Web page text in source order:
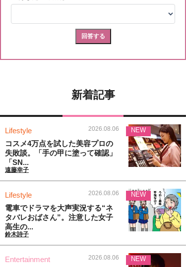
新着記事
Lifestyle 2026.08.06
コスメ4万点を試した美容プロの
失敗談。「手の甲に塗って確認」
「SN...
遠藤幸子
NEW
Lifestyle 2026.08.06
電車でドラマを大声実況する“ネ
タバレおばさん”。注意した女子
高生の...
鈴木詩子
NEW
Entertainment 2026.08.06 NEW